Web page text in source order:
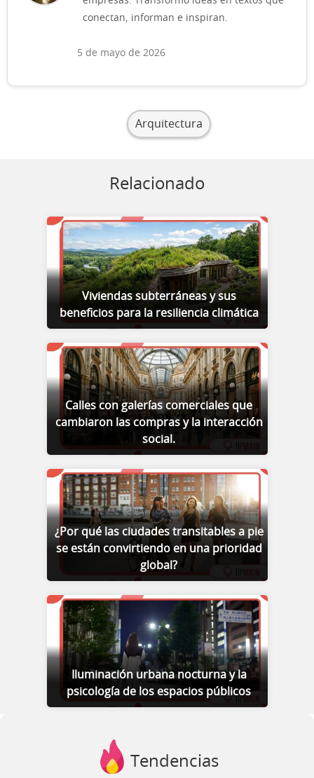
conectan, informan e inspiran.
5 de mayo de 2026
Arquitectura
Relacionado
Viviendas subterráneas y sus
beneficios para la resiliencia climática
Calles con galerías comerciales que
cambiaron las compras y la interacción
social.
¿Por qué las ciudades transitables a pie
se están convirtiendo en una prioridad
global?
Iluminación urbana nocturna y la
psicología de los espacios públicos
Tendencias